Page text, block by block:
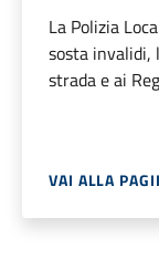
La Polizia
sosta invalidi,
strada e ai
VAI ALLA